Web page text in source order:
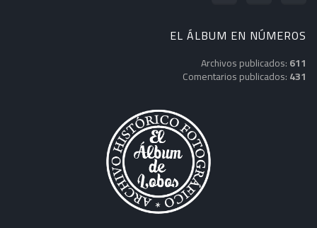
EL ÁLBUM EN NÚMEROS
Archivos publicados:611
Comentarios publicados:431